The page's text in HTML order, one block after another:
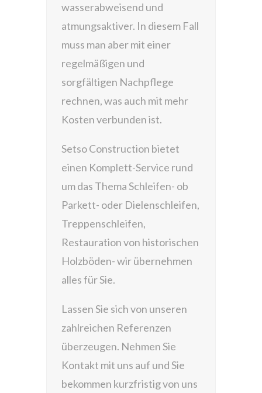
wasserabweisend und
atmungsaktiver. In diesem Fall
muss man aber mit einer
regelmäßigen und
sorgfältigen Nachpflege
rechnen, was auch mit mehr
Kosten verbunden ist.
Setso Construction bietet
einen Komplett-Service rund
um das Thema Schleifen- ob
Parkett- oder Dielenschleifen,
Treppenschleifen,
Restauration von historischen
Holzböden- wir übernehmen
alles für Sie.
Lassen Sie sich von unseren
zahlreichen Referenzen
überzeugen. Nehmen Sie
Kontakt mit uns auf und Sie
bekommen kurzfristig von uns